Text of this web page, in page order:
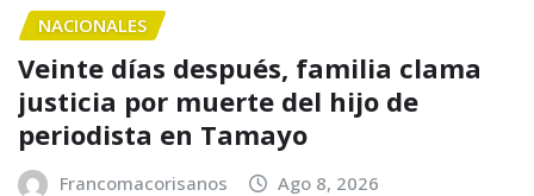
NACIONALES
Veinte días después, familia clama
justicia por muerte del hijo de
periodista en Tamayo
Francomacorisanos Ago 8, 2026